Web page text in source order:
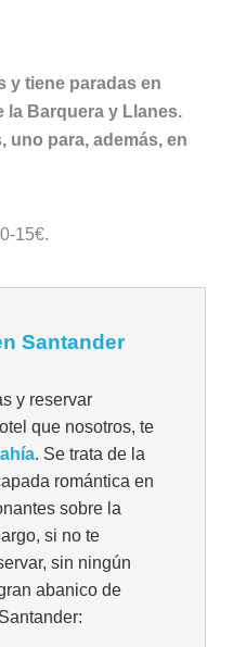
y tiene paradas en
la Barquera y Llanes.
uno para, además, en
15€.
Santander
y reservar
que nosotros, te
. Se trata de la
romántica en
sobre la
si no te
sin ningún
abanico de